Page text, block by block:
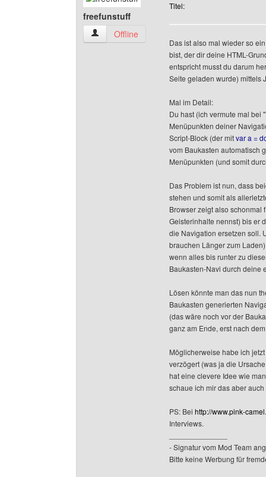
freefunstuff
freefunstuff Benutzer-Profile anzeigen
Offline
Titel:
Das ist also mal wieder so
bist, der dir deine HTML-
entspricht musst du darum
Seite geladen wurde) mittels
Mal im Detail:
Du hast (ich vermute mal bei
Menüpunkten deiner
Script-Block (der mitvar a =
vom Baukasten automatisch
Menüpunkten (und somit
Das Problem ist nun, dass
stehen und somit als
Browser zeigt also
Geisterinhalte nennst) bis er
die Navigation ersetzen soll.
brauchen Länger zum
wenn alles bis runter zu
Baukasten-Navi durch deine
Lösen könnte man das nun
Baukasten generierten
(das wäre noch vor der
ganz am Ende, erst nach
Möglicherweise habe ich
verzögert (was ja die
hat eine clevere Idee wie
schaue ich mir das aber
PS: Bei http://www.pink-
Interviews.
- Signatur vom Mod Team
Bitte keine Werbung für